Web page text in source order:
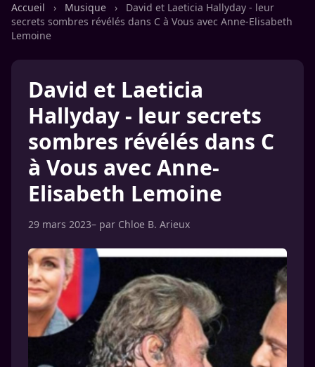
Accueil › Musique ›
David et Laeticia Hallyday - leur
secrets sombres révélés dans C à Vous avec Anne-Elisabeth
Lemoine
David et Laeticia
Hallyday - leur secrets
sombres révélés dans C
à Vous avec Anne-
Elisabeth Lemoine
29 mars 2023– par Chloe B. Arieux